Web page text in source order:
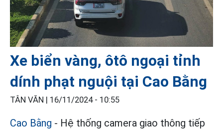
Xe biển vàng, ôtô ngoại tỉnh
dính phạt nguội tại Cao Bằng
TÂN VĂN | 16/11/2024 - 10:55
Cao Bằng - Hệ thống camera giao thông tiếp